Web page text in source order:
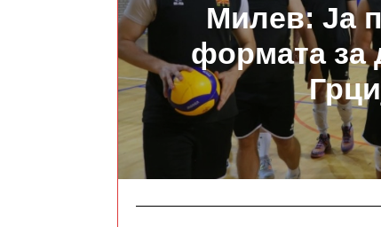
Милев: Ја
формата за